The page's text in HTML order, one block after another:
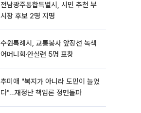
전남광주통합특별시, 시민 추천 부
시장 후보 2명 지명
수원특례시, 교통봉사 앞장선 녹색
어머니회·안실련 5명 표창
추미애 "복지가 아니라 도민이 늘었
다"…재정난 책임론 정면돌파